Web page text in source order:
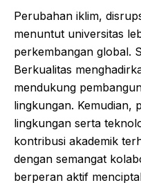
Perubahan iklim,
menuntut universitas
perkembangan global.
Berkualitas
mendukung
lingkungan. Kemudian,
lingkungan serta
kontribusi akademik
dengan semangat
berperan aktif